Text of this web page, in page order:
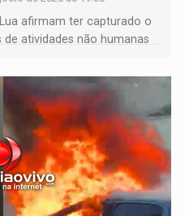
afirmam ter capturado o
atividades não humanas